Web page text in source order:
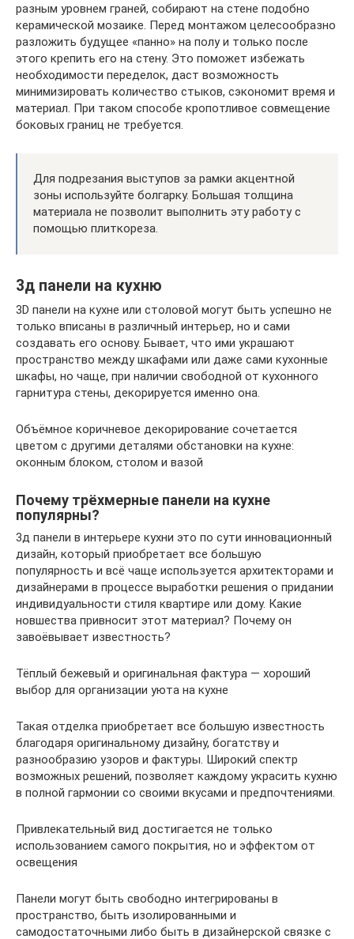
разным уровнем граней, собирают на стене подобно
керамической мозаике. Перед монтажом целесообразно
разложить будущее «панно» на полу и только после
этого крепить его на стену. Это поможет избежать
необходимости переделок, даст возможность
минимизировать количество стыков, сэкономит время и
материал. При таком способе кропотливое совмещение
боковых границ не требуется.
Для подрезания выступов за рамки акцентной
зоны используйте болгарку. Большая толщина
материала не позволит выполнить эту работу с
помощью плиткореза.
3д панели на кухню
3D панели на кухне или столовой могут быть успешно не
только вписаны в различный интерьер, но и сами
создавать его основу. Бывает, что ими украшают
пространство между шкафами или даже сами кухонные
шкафы, но чаще, при наличии свободной от кухонного
гарнитура стены, декорируется именно она.
Объёмное коричневое декорирование сочетается
цветом с другими деталями обстановки на кухне:
оконным блоком, столом и вазой
Почему трёхмерные панели на кухне
популярны?
3д панели в интерьере кухни это по сути инновационный
дизайн, который приобретает все большую
популярность и всё чаще используется архитекторами и
дизайнерами в процессе выработки решения о придании
индивидуальности стиля квартире или дому. Какие
новшества привносит этот материал? Почему он
завоёвывает известность?
Тёплый бежевый и оригинальная фактура — хороший
выбор для организации уюта на кухне
Такая отделка приобретает все большую известность
благодаря оригинальному дизайну, богатству и
разнообразию узоров и фактуры. Широкий спектр
возможных решений, позволяет каждому украсить кухню
в полной гармонии со своими вкусами и предпочтениями.
Привлекательный вид достигается не только
использованием самого покрытия, но и эффектом от
освещения
Панели могут быть свободно интегрированы в
пространство, быть изолированными и
самодостаточными либо быть в дизайнерской связке с